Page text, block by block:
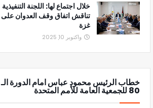
خلال اجتماع لها: اللجنة التنفيذية
تناقش اتفاق وقف العدوان على
غزة
واكتوبر 10, 2025
خطاب الرئيس محمود عباس امام الدورة الـ
80 للجمعية العامة للأمم المتحدة